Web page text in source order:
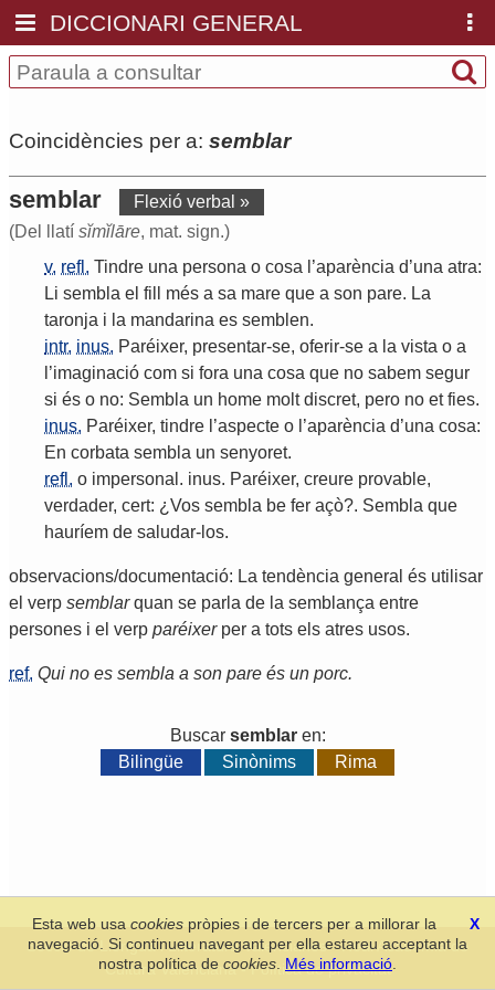
DICCIONARI GENERAL
Coincidències per a: semblar
semblar
Flexió verbal »
(Del llatí sĭmĭlāre, mat. sign.)
v. refl. Tindre una persona o cosa ’aparència d’una atra:
Li sembla el fill més a sa mare que a son pare. La
taronja i la mandarina es semblen.
intr. inus. Paréixer, presentar-se, oferir-se a la vista o a
’imaginació com si fora una cosa que no sabem segur
si és o no: Sembla un home molt discret, pero no et fies.
inus. Paréixer, tindre ’aspecte o ’aparència d’una cosa:
En corbata sembla un senyoret.
refl. o impersonal . inus. Paréixer, creure provable,
verdader, cert: ¿ Vos sembla be fer açò?. Sembla que
hauríem de saludar- los.
observacions/documentació: La tendència general és utilisar
el verp semblarquan se parla de la semblança entre
persones i el verp paréixerper a tots els atres usos.
ref. Qui no es sembla a son pare és un porc.
Buscar semblaren:
Bilingüe
Sinònims Rima
Secció de Llengua i Lliteratura Valencianes-Real Acadèmia de
Cultura Valenciana-Política de privacitat
X
Esta web usacookies pròpies i de tercers per a millorar la
navegació. Si continueu navegant per ella estareu acceptant la
nostra política de cookies Més informació